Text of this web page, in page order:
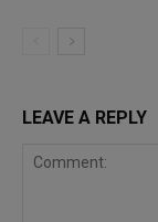
LEAVE A REPLY